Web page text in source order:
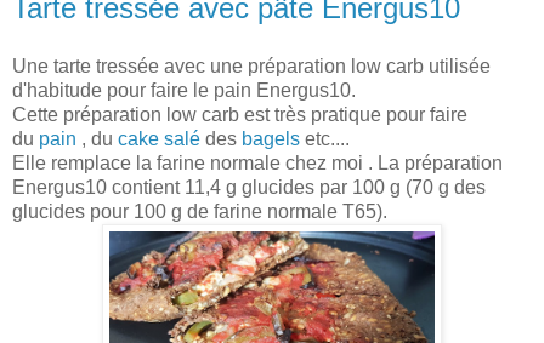
Tarte tressée avec pâte Energus10
Une tarte tressée avec une préparation low carb utilisée
d'habitude pour faire le pain Energus10.
Cette préparation low carb est très pratique pour faire
du pain , du cake salé des bagels etc....
Elle remplace la farine normale chez moi . La préparation
Energus10 contient 11,4 g glucides par 100 g (70 g des
glucides pour 100 g de farine normale T65).